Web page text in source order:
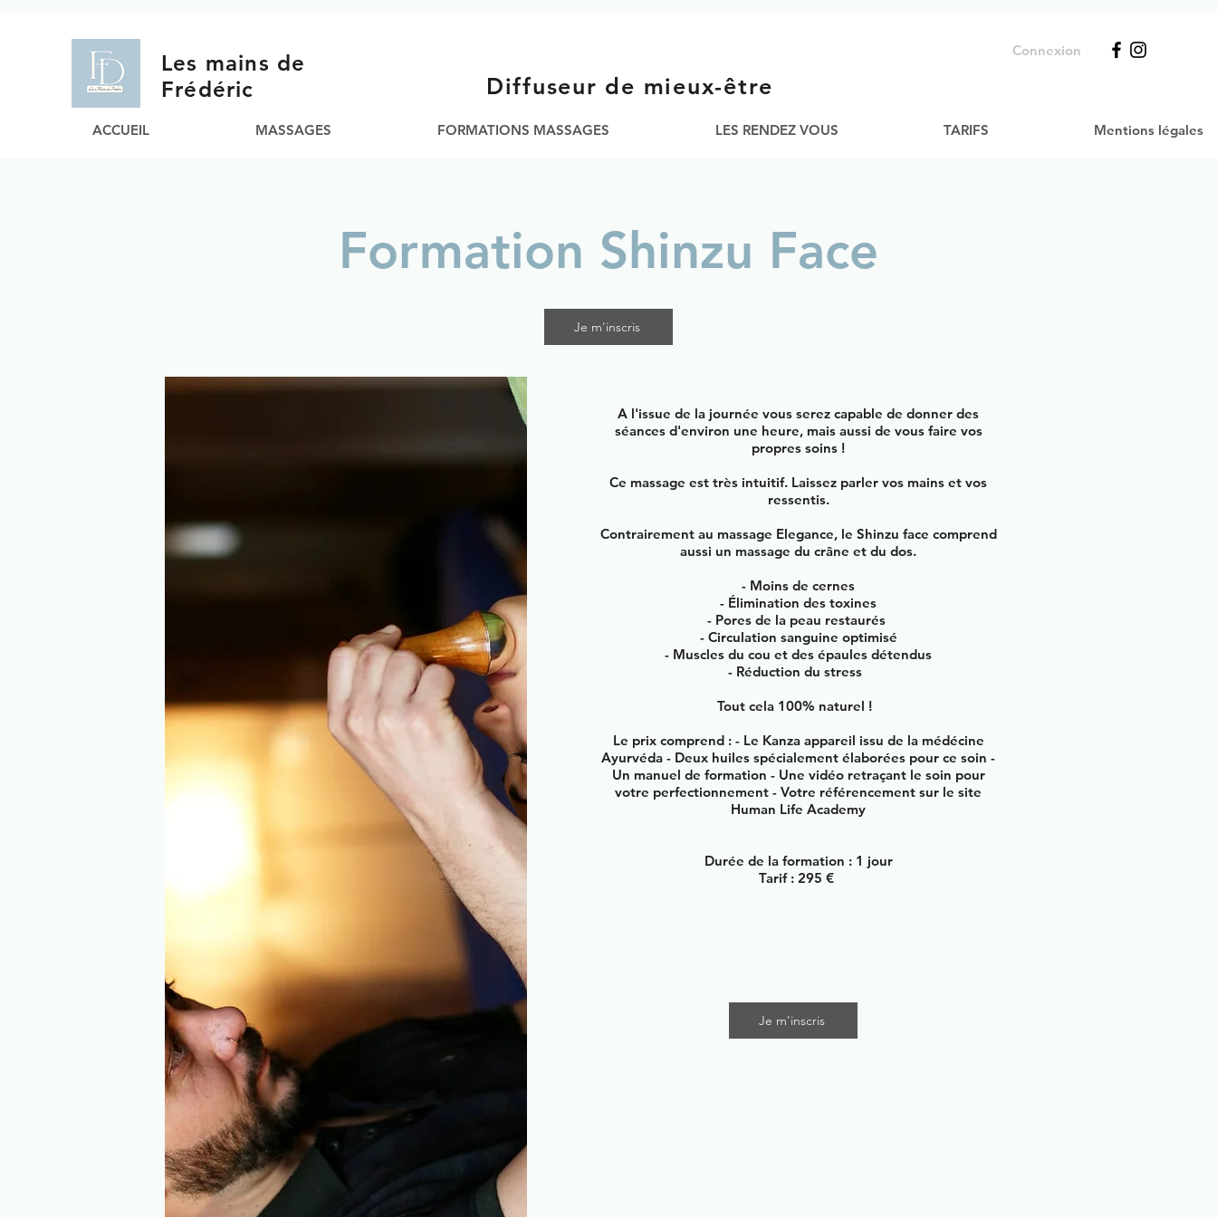
Les mains de
Frédéric
Connexion
Diffuseur de mieux-être
ACCUEIL MASSAGES FORMATIONS MASSAGES LES RENDEZ VOUS TARIFS Mentions légales
Formation Shinzu Face
Je m'inscris
A l'issue de la journée vous serez capable de donner des
séances d'environ une heure, mais aussi de vous faire vos
propres soins !​
Ce massage est très intuitif. Laissez parler vos mains et vos
ressentis.
Contrairement au massage Elegance, le Shinzu face comprend
aussi un massage du crâne et du dos.
- Moins de cernes
- Élimination des toxines
- Pores de la peau restaurés
- Circulation sanguine optimisé
- Muscles du cou et des épaules détendus
- Réduction du stress
Tout cela 100% naturel !
Le prix comprend : - Le Kanza appareil issu de la médécine
Ayurvéda - Deux huiles spécialement élaborées pour ce soin -
Un manuel de formation - Une vidéo retraçant le soin pour
votre perfectionnement - Votre référencement sur le site
Human Life Academy​​
Durée de la formation : 1 jour
Tarif : 295 €
Je m'inscris